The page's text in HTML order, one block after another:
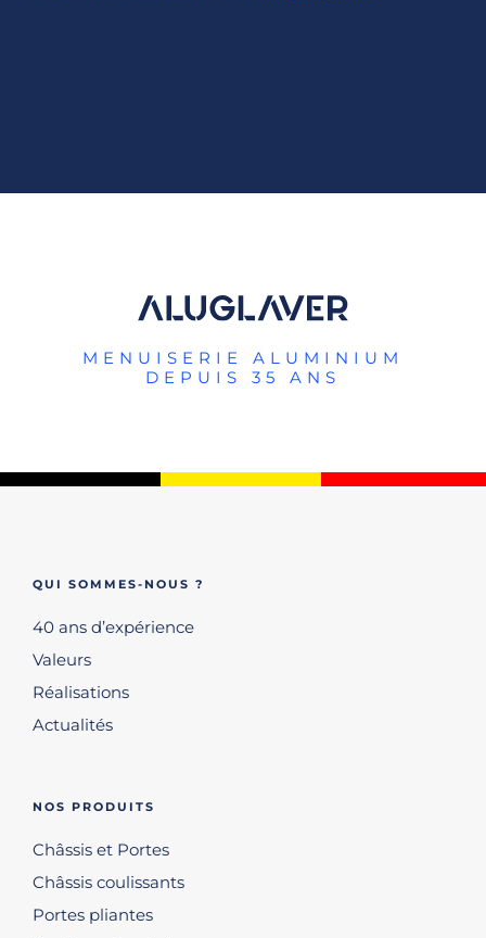
MENUISERIE ALUMINIUM
DEPUIS 35 ANS
QUI SOMMES-NOUS ?
40 ans d’expérience
Valeurs
Réalisations
Actualités
NOS PRODUITS
Châssis et Portes
Châssis coulissants
Portes pliantes